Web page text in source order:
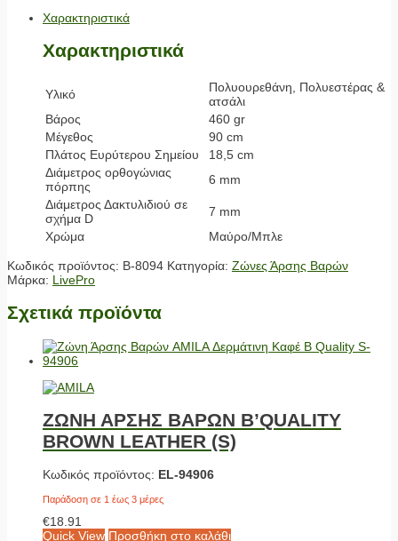
Χαρακτηριστικά
Χαρακτηριστικά
Υλικό
Πολυουρεθάνη, Πολυεστέρας &
ατσάλι
Βάρος
460 gr
Μέγεθος
90 cm
Πλάτος Ευρύτερου Σημείου
18,5 cm
Διάμετρος ορθογώνιας
πόρπης
6 mm
Διάμετρος Δακτυλιδιού σε
σχήμα D
7 mm
Χρώμα
Μαύρο/Μπλε
Κωδικός προϊόντος: Β-8094 Κατηγορία: Ζώνες Άρσης Βαρών
Μάρκα: LivePro
Σχετικά προϊόντα
ΖΩΝΗ ΑΡΣΗΣ ΒΑΡΩΝ B’QUALITY
BROWN LEATHER (S)
Κωδικός προϊόντος: EL-94906
Παράδοση σε 1 έως 3 μέρες
€18.91
Quick View Προσθήκη στο καλάθι